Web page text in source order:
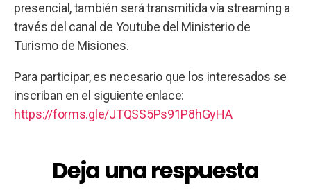
presencial, también será transmitida vía streaming a
través del canal de Youtube del Ministerio de
Turismo de Misiones.
Para participar, es necesario que los interesados se
inscriban en el siguiente enlace:
https://forms.gle/JTQSS5Ps91P8hGyHA
Deja una respuesta